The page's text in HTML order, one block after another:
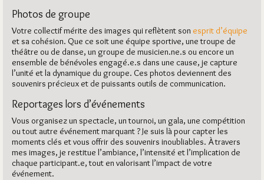
Photos de groupe
Votre collectif mérite des images qui reflètent son esprit d’équipe
et sa cohésion. Que ce soit une équipe sportive, une troupe de
théâtre ou de danse, un groupe de musicien.ne.s ou encore un
ensemble de bénévoles engagé.e.s dans une cause, je capture
l’unité et la dynamique du groupe. Ces photos deviennent des
souvenirs précieux et de puissants outils de communication.
Reportages lors d’événements
Vous organisez un spectacle, un tournoi, un gala, une compétition
ou tout autre événement marquant ? Je suis là pour capter les
moments clés et vous offrir des souvenirs inoubliables. À travers
mes images, je restitue l’ambiance, l’intensité et l’implication de
chaque participant.e, tout en valorisant l’impact de votre
événement.